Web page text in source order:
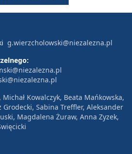
g.wierzcholowski@niezalezna.pl
Michał Kowalczyk, Beata Mańkowska,
Grodecki, Sabina Treffler, Aleksander
Magdalena Żuraw, Anna Zyzek,